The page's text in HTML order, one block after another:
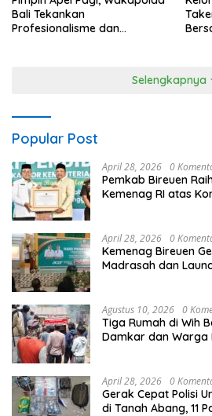
Bali Tekankan
Profesionalisme dan
Selengkapnya
Popular Post
April 28, 2026 0
Pemkab Bireuen
Kemenag RI atas
April 28, 2026 0
Kemenag Bireuen
Madrasah dan
Agustus 10, 2026 0
Tiga Rumah di Wih
Damkar dan Warga
April 28, 2026 0
Gerak Cepat Polisi
di Tanah Abang, 11